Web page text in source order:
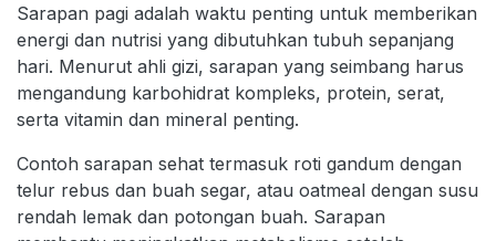
Sarapan pagi adalah waktu penting untuk memberikan
energi dan nutrisi yang dibutuhkan tubuh sepanjang
hari. Menurut ahli gizi, sarapan yang seimbang harus
mengandung karbohidrat kompleks, protein, serat,
serta vitamin dan mineral penting.
Contoh sarapan sehat termasuk roti gandum dengan
telur rebus dan buah segar, atau oatmeal dengan susu
rendah lemak dan potongan buah. Sarapan